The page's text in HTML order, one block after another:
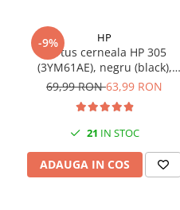
-9% HP
Cartus cerneala HP 305
(3YM61AE), negru (black),
original, 120 pagini
69,99 RON63,99 RON
21 IN STOC
ADAUGA IN COS